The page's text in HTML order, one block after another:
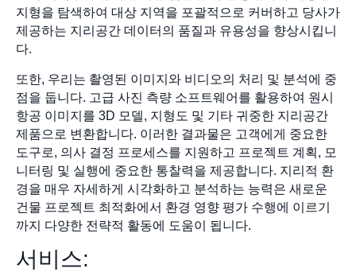
지형을 탐색하여 대상 지역을 포괄적으로 커버하고 당사가
제공하는 지리공간 데이터의 품질과 유용성을 향상시킵니
다.
또한, 우리는 촬영된 이미지와 비디오의 처리 및 분석에 중
점을 둡니다. 고급 사진 측량 소프트웨어를 활용하여 원시
항공 이미지를 3D 모델, 지형도 및 기타 귀중한 지리공간
제품으로 변환합니다. 이러한 결과물은 고객에게 중요한
도구로, 의사 결정 프로세스를 지원하고 프로젝트 계획, 모
니터링 및 실행에 중요한 통찰력을 제공합니다. 지리적 환
경을 매우 자세하게 시각화하고 분석하는 능력은 새로운
건물 프로젝트 최적화에서 환경 영향 평가 수행에 이르기
까지 다양한 전략적 활동에 도움이 됩니다.
서비스: